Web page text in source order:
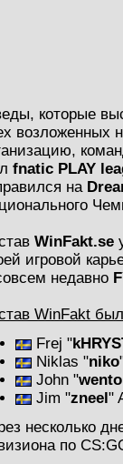
которые
возложенных
fnatic PLAY
на
WinFakt.se
игровой
недавно
WinFakt
Frej "
Niklas "niko
John "
Jim "zneel"
несколько
по